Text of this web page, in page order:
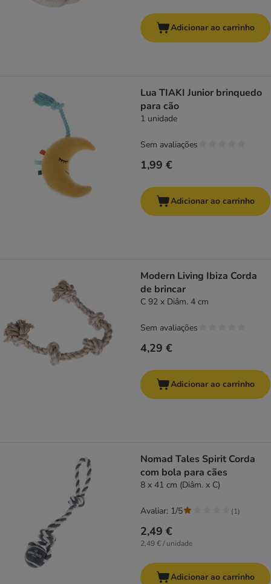
Adicionar ao carrinho
Lua TIAKI Junior brinquedo
para cão
1 unidade
1,99 €
Sem avaliações
Adicionar ao carrinho
Modern Living Ibiza Corda
de brincar
C 92 x Diâm. 4 cm
4,29 €
Sem avaliações
Adicionar ao carrinho
Nomad Tales Spirit Corda
com bola para cães
8 x 41 cm (Diâm. x C)
2,49 €
2,49 € / unidade
Avaliar: 1/5 (1)
Adicionar ao carrinho